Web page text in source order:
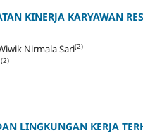
KINERJA KARYAWAN
Nirmala Sari(2)
(2)
LINGKUNGAN KERJA